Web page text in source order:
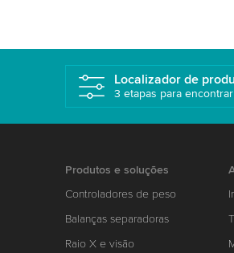
Localizador de
3 etapas para
Produtos e soluções
Controladores de peso
Balanças separadoras
Raio X e visão